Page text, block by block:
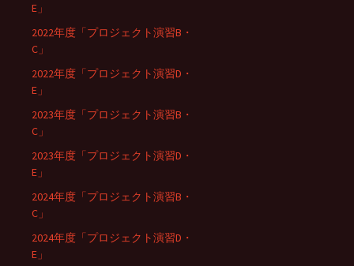
E」
2022年度「プロジェクト演習B・
C」
2022年度「プロジェクト演習D・
E」
2023年度「プロジェクト演習B・
C」
2023年度「プロジェクト演習D・
E」
2024年度「プロジェクト演習B・
C」
2024年度「プロジェクト演習D・
E」